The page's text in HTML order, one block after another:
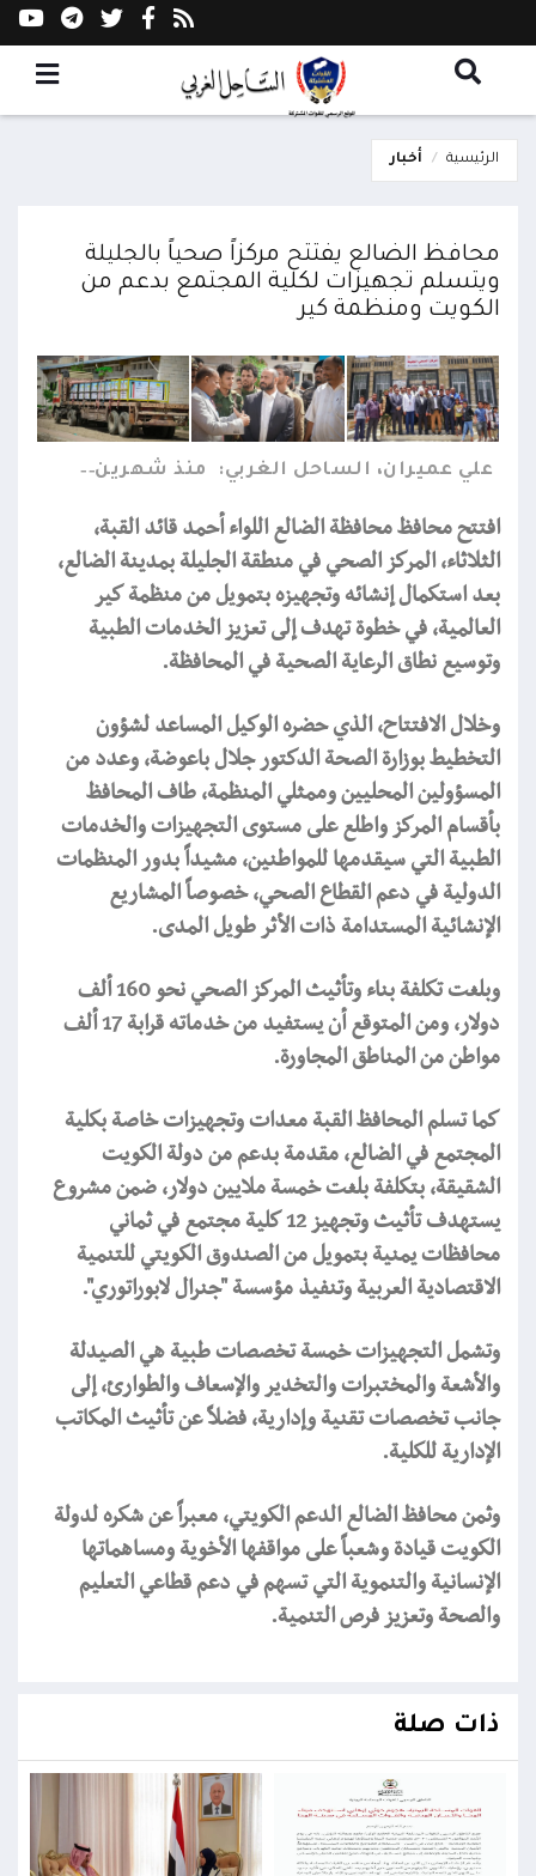
الرئيسية أخبار
محافظ الضالع يفتتح مركزاً صحياً بالجليلة
ويتسلم تجهيزات لكلية المجتمع بدعم من
الكويت ومنظمة كير
علي عميران، الساحل الغربي: منذ شهرين
افتتح محافظ محافظة الضالع اللواء أحمد قائد القبة،
الثلاثاء، المركز الصحي في منطقة الجليلة بمدينة الضالع،
بعد استكمال إنشائه وتجهيزه بتمويل من منظمة كير
العالمية، في خطوة تهدف إلى تعزيز الخدمات الطبية
وتوسيع نطاق الرعاية الصحية في المحافظة.
وخلال الافتتاح، الذي حضره الوكيل المساعد لشؤون
التخطيط بوزارة الصحة الدكتور جلال باعوضة، وعدد من
المسؤولين المحليين وممثلي المنظمة، طاف المحافظ
بأقسام المركز واطلع على مستوى التجهيزات والخدمات
الطبية التي سيقدمها للمواطنين، مشيداً بدور المنظمات
الدولية في دعم القطاع الصحي، خصوصاً المشاريع
الإنشائية المستدامة ذات الأثر طويل المدى.
وبلغت تكلفة بناء وتأثيث المركز الصحي نحو 160 ألف
دولار، ومن المتوقع أن يستفيد من خدماته قرابة 17 ألف
مواطن من المناطق المجاورة.
كما تسلم المحافظ القبة معدات وتجهيزات خاصة بكلية
المجتمع في الضالع، مقدمة بدعم من دولة الكويت
الشقيقة، بتكلفة بلغت خمسة ملايين دولار، ضمن مشروع
يستهدف تأثيث وتجهيز 12 كلية مجتمع في ثماني
محافظات يمنية بتمويل من الصندوق الكويتي للتنمية
الاقتصادية العربية وتنفيذ مؤسسة "جنرال لابوراتوري".
وتشمل التجهيزات خمسة تخصصات طبية هي الصيدلة
والأشعة والمختبرات والتخدير والإسعاف والطوارئ، إلى
جانب تخصصات تقنية وإدارية، فضلاً عن تأثيث المكاتب
الإدارية للكلية.
وثمن محافظ الضالع الدعم الكويتي، معبراً عن شكره لدولة
الكويت قيادة وشعباً على مواقفها الأخوية ومساهماتها
الإنسانية والتنموية التي تسهم في دعم قطاعي التعليم
والصحة وتعزيز فرص التنمية.
ذات صلة